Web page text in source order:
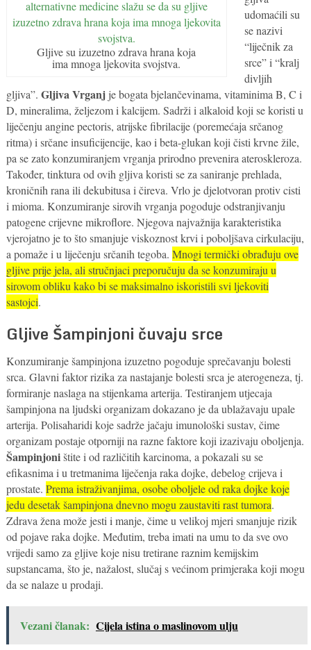
Gljive su izuzetno zdrava hrana koja
ima mnoga ljekovita svojstva.
udomaćili su
se nazivi
“liječnik za
srce” i “kralj
divljih
gljiva”. Gljiva Vrganjje bogata bjelančevinama, vitaminima B, C i
D, mineralima, željezom i kalcijem. Sadrži i alkaloid koji se koristi u
liječenju angine pectoris, atrijske fibrilacije (poremećaja srčanog
ritma) i srčane insuficijencije, kao i beta-glukan koji čisti krvne žile,
pa se zato konzumiranjem vrganja prirodno prevenira ateroskleroza.
Također, tinktura od ovih gljiva koristi se za saniranje prehlada,
kroničnih rana ili dekubitusa i čireva. Vrlo je djelotvoran protiv cisti
i mioma. Konzumiranje sirovih vrganja pogoduje odstranjivanju
patogene crijevne mikroflore. Njegova najvažnija karakteristika
vjerojatno je to što smanjuje viskoznost krvi i poboljšava cirkulaciju,
a pomaže i u liječenju srčanih tegoba. Mnogi termički obrađuju ove
gljive prije jela, ali stručnjaci preporučuju da se konzumiraju u
sirovom obliku kako bi se maksimalno iskoristili svi ljekoviti
sastojci.
Gljive Šampinjoni čuvaju srce
Konzumiranje šampinjona izuzetno pogoduje sprečavanju bolesti
srca. Glavni faktor rizika za nastajanje bolesti srca je aterogeneza, tj.
formiranje naslaga na stijenkama arterija. Testiranjem utjecaja
šampinjona na ljudski organizam dokazano je da ublažavaju upale
arterija. Polisaharidi koje sadrže jačaju imunološki sustav, čime
organizam postaje otporniji na razne faktore koji izazivaju oboljenja.
Šampinjoništite i od različitih karcinoma, a pokazali su se
efikasnima i u tretmanima liječenja raka dojke, debelog crijeva i
prostate. Prema istraživanjima, osobe oboljele od raka dojke koje
jedu desetak šampinjona dnevno mogu zaustaviti rast tumora.
Zdrava žena može jesti i manje, čime u velikoj mjeri smanjuje rizik
od pojave raka dojke. Međutim, treba imati na umu to da sve ovo
vrijedi samo za gljive koje nisu tretirane raznim kemijskim
supstancama, što je, nažalost, slučaj s većinom primjeraka koji mogu
da se nalaze u prodaji.
Vezani članak: Cijela istina o maslinovom ulju